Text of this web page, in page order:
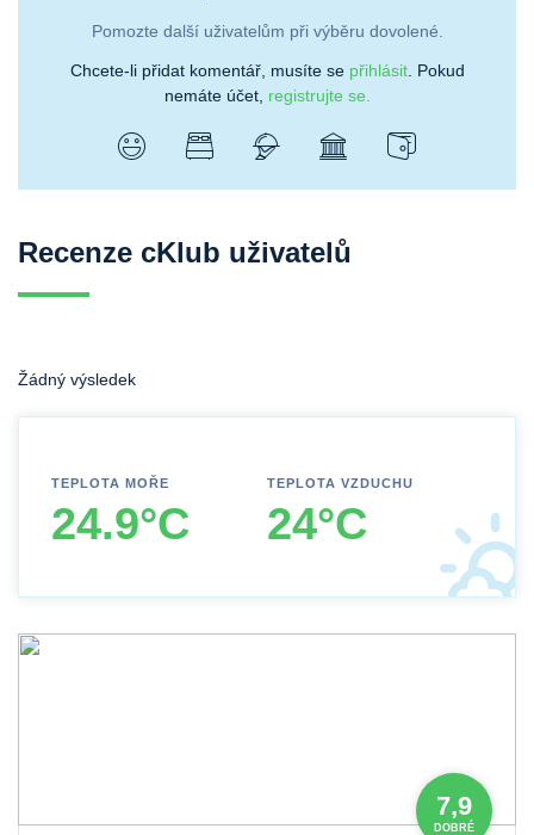
Pomozte další uživatelům při výběru dovolené.
Chcete-li přidat komentář, musíte se přihlásit. Pokud
nemáte účet, registrujte se.
Recenze cKlub uživatelů
Žádný výsledek
TEPLOTA MOŘE
24.9°C
TEPLOTA VZDUCHU
24°C
7,9
DOBRÉ